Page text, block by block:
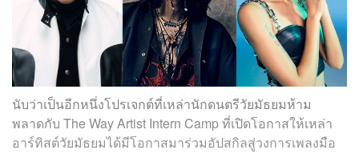
นับว่าเป็นอีกหนึ่งโปรเจกต์ที่เหล่านักดนตรีวัยมัธยมห้าม
พลาดกับ The Way Artist Intern Camp ที่เปิดโอกาสให้เหล่า
อาร์ทิสต์วัยมัธยมได้มีโอกาสมาร่วมอัปสกิลสู่วงการเพลงมือ